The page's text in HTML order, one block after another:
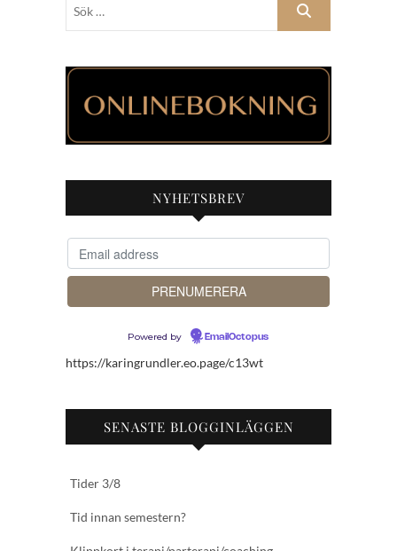
NYHETSBREV
Powered by EmailOctopus
https://karingrundler.eo.page/c13wt
SENASTE BLOGGINLÄGGEN
Tider 3/8
Tid innan semestern?